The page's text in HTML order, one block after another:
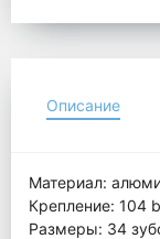
Описание
Материал:
Крепление: 104
Размеры: 34